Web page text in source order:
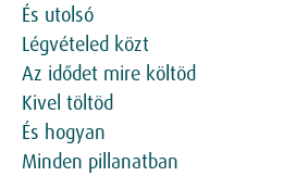
És utolsó
Légvételed közt
Az idődet mire költöd
Kivel töltöd
És hogyan
Minden pillanatban